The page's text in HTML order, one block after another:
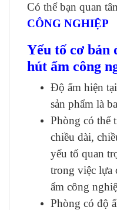
Có thể bạn quan
CÔNG NGHIỆP
Yếu tố cơ bản
hút ẩm công
Độ ẩm hiện
sản phẩm là
Phòng có thể
chiều dài,
yếu tố quan
trong việc lựa
ẩm công
Phòng có độ